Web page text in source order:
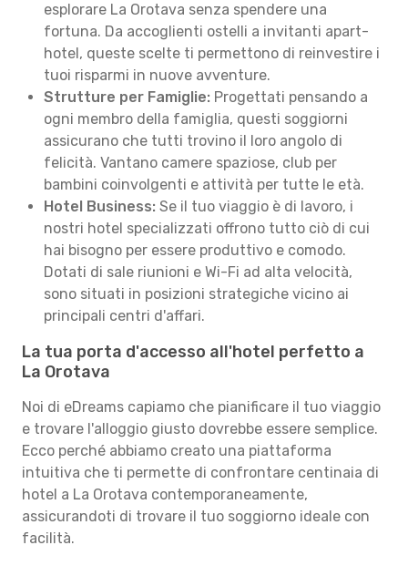
esplorare La Orotava senza spendere una
fortuna. Da accoglienti ostelli a invitanti apart-
hotel, queste scelte ti permettono di reinvestire i
tuoi risparmi in nuove avventure.
Strutture per Famiglie: Progettati pensando a
ogni membro della famiglia, questi soggiorni
assicurano che tutti trovino il loro angolo di
felicità. Vantano camere spaziose, club per
bambini coinvolgenti e attività per tutte le età.
Hotel Business: Se il tuo viaggio è di lavoro, i
nostri hotel specializzati offrono tutto ciò di cui
hai bisogno per essere produttivo e comodo.
Dotati di sale riunioni e Wi-Fi ad alta velocità,
sono situati in posizioni strategiche vicino ai
principali centri d'affari.
La tua porta d'accesso all'hotel perfetto a
La Orotava
Noi di eDreams capiamo che pianificare il tuo viaggio
e trovare l'alloggio giusto dovrebbe essere semplice.
Ecco perché abbiamo creato una piattaforma
intuitiva che ti permette di confrontare centinaia di
hotel a La Orotava contemporaneamente,
assicurandoti di trovare il tuo soggiorno ideale con
facilità.